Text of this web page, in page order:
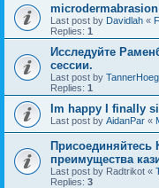
Last post by Davidlah «
Replies: 1
Исследуйте
сессии.
Last post by
Replies: 1
Im happy I finally
Last post by AidanPar «
Присоединяйтесь
преимущества
Last post by Radtrikot «
Replies: 3